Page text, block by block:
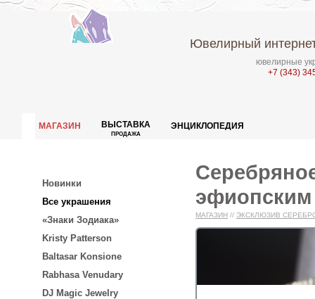
Ювелирный
ювелирные
+7 (343)
МАГАЗИН ВЫСТАВКА
ПРОДАЖА
ЭНЦИКЛОПЕДИЯ
Новинки
Все украшения
«Знаки Зодиака»
Kristy Patterson
Baltasar Konsione
Rabhasa Venudary
DJ Magic Jewelry
МАГАЗИН // ЭКСКЛЮЗИВ